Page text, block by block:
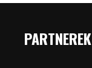
PARTNEREK